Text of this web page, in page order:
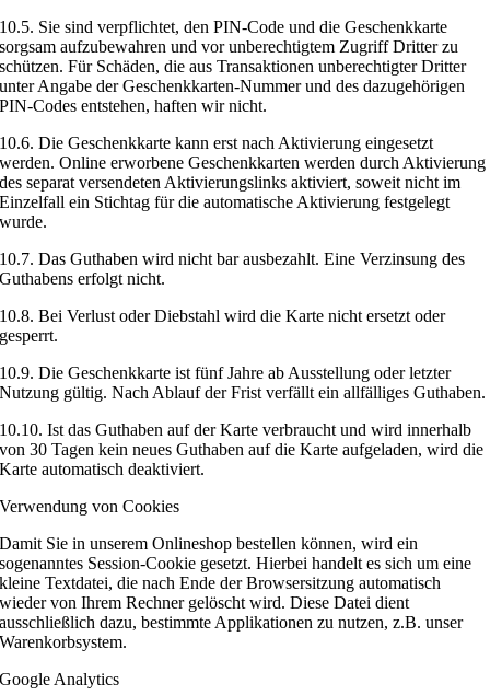
10.5. Sie sind verpflichtet, den PIN-Code und die Geschenkkarte
sorgsam aufzubewahren und vor unberechtigtem Zugriff Dritter zu
schützen. Für Schäden, die aus Transaktionen unberechtigter Dritter
unter Angabe der Geschenkkarten-Nummer und des dazugehörigen
PIN-Codes entstehen, haften wir nicht.
10.6. Die Geschenkkarte kann erst nach Aktivierung eingesetzt
werden. Online erworbene Geschenkkarten werden durch Aktivierung
des separat versendeten Aktivierungslinks aktiviert, soweit nicht im
Einzelfall ein Stichtag für die automatische Aktivierung festgelegt
wurde.
10.7. Das Guthaben wird nicht bar ausbezahlt. Eine Verzinsung des
Guthabens erfolgt nicht.
10.8. Bei Verlust oder Diebstahl wird die Karte nicht ersetzt oder
gesperrt.
10.9. Die Geschenkkarte ist fünf Jahre ab Ausstellung oder letzter
Nutzung gültig. Nach Ablauf der Frist verfällt ein allfälliges Guthaben.
10.10. Ist das Guthaben auf der Karte verbraucht und wird innerhalb
von 30 Tagen kein neues Guthaben auf die Karte aufgeladen, wird die
Karte automatisch deaktiviert.
Verwendung von Cookies
Damit Sie in unserem Onlineshop bestellen können, wird ein
sogenanntes Session-Cookie gesetzt. Hierbei handelt es sich um eine
kleine Textdatei, die nach Ende der Browsersitzung automatisch
wieder von Ihrem Rechner gelöscht wird. Diese Datei dient
ausschließlich dazu, bestimmte Applikationen zu nutzen, z.B. unser
Warenkorbsystem.
Google Analytics